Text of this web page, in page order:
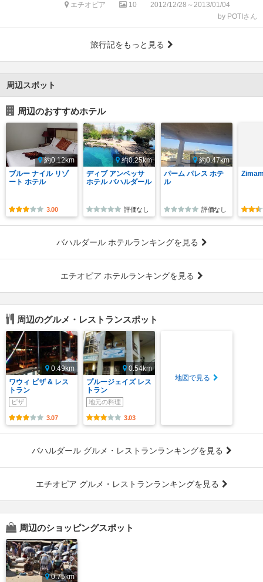
エチオピア 10
2012/12/28～2013/01/04
by POTIさん
旅行記をもっと見る
周辺スポット
周辺のおすすめホテル
約0.12km
ブルー ナイル リゾ
ート ホテル
3.00
約0.25km
ディブ アンベッサ
ホテル バハルダール
評価なし
約0.47km
パーム パレス ホテ
ル
評価なし
バハルダール ホテルランキングを見る
エチオピア ホテルランキングを見る
周辺のグルメ・レストランスポット
0.49km
ワウィ ピザ & レス
トラン
ピザ
3.07
0.54km
プルージェイズ レス
トラン
地元の料理
3.03
地図で見る
バハルダール グルメ・レストランランキングを見る
エチオピア グルメ・レストランランキングを見る
周辺のショッピングスポット
0.75km